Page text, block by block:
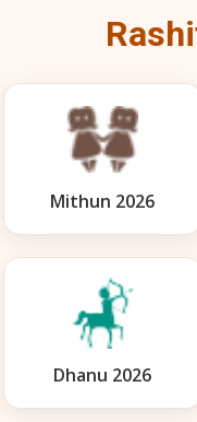
Mithun 2026
Dhanu 2026